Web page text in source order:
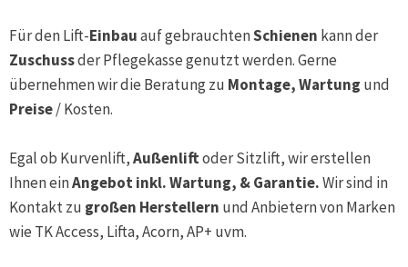
Für den Lift-Einbauauf gebrauchtenSchienen kann der
Zuschussder Pflegekasse genutzt werden. Gerne
übernehmen wir die Beratung zu Montage, Wartung und
Preise/ Kosten.
Egal ob Kurvenlift,Außenliftoder Sitzlift, wir erstellen
Ihnen einAngebot inkl. Wartung, & Garantie.Wir sind in
Kontakt zu großen Herstellern und Anbietern von Marken
wie TK Access, Lifta, Acorn, AP+ uvm.